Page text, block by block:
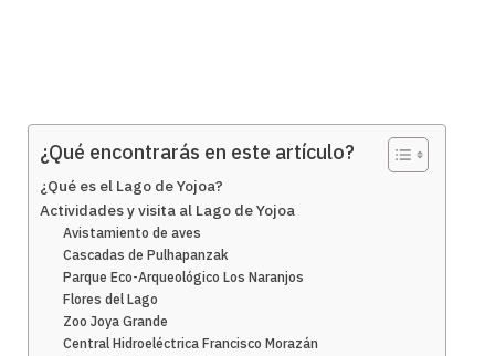
¿Qué encontrarás en este artículo?
¿Qué es el Lago de Yojoa?
Actividades y visita al Lago de Yojoa
Avistamiento de aves
Cascadas de Pulhapanzak
Parque Eco-Arqueológico Los Naranjos
Flores del Lago
Zoo Joya Grande
Central Hidroeléctrica Francisco Morazán